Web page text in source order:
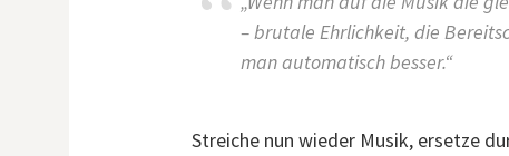
– brutale Ehrlichkeit, die
man automatisch besser.“
Streiche nun wieder Musik, ersetze